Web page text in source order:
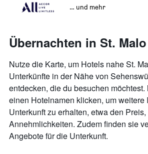
… und mehr
Übernachten in St.
Nutze die Karte, um Hotels nahe St.
Unterkünfte in der Nähe von
entdecken, die du besuchen
einen Hotelnamen klicken, um weitere
Unterkunft zu erhalten, etwa den
Annehmlichkeiten. Zudem finden sie
Angebote für die Unterkunft.